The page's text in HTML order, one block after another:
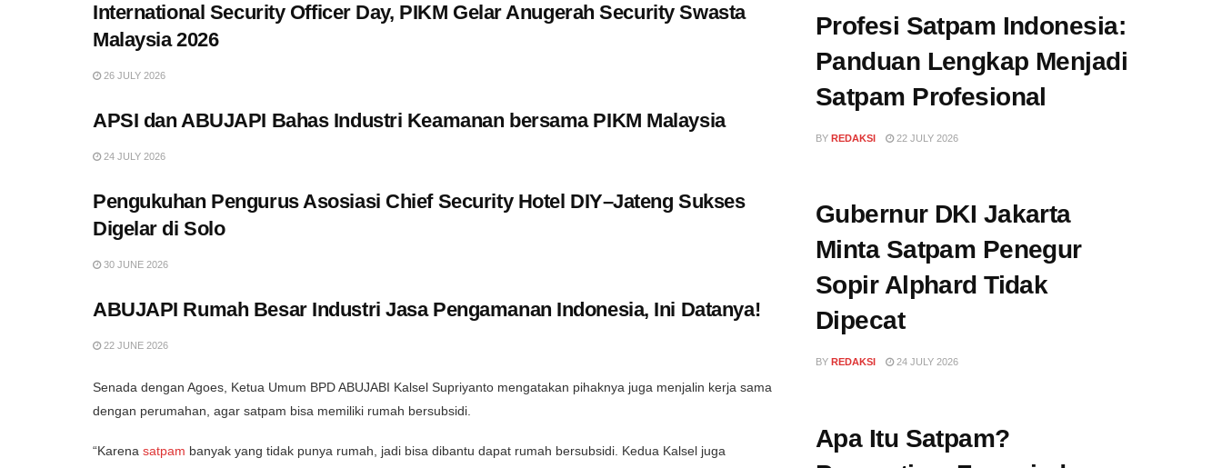
International Security Officer Day, PIKM Gelar Anugerah Security Swasta
Malaysia 2026
26 JULY 2026
APSI dan ABUJAPI Bahas Industri Keamanan bersama PIKM Malaysia
24 JULY 2026
Pengukuhan Pengurus Asosiasi Chief Security Hotel DIY–Jateng Sukses
Digelar di Solo
30 JUNE 2026
ABUJAPI Rumah Besar Industri Jasa Pengamanan Indonesia, Ini Datanya!
22 JUNE 2026
Senada dengan Agoes, Ketua Umum BPD ABUJABI Kalsel Supriyanto mengatakan pihaknya juga menjalin kerja sama
dengan perumahan, agar satpam bisa memiliki rumah bersubsidi.
“Karena satpam banyak yang tidak punya rumah, jadi bisa dibantu dapat rumah bersubsidi. Kedua Kalsel juga
Profesi Satpam Indonesia:
Panduan Lengkap Menjadi
Satpam Profesional
BY REDAKSI 22 JULY 2026
Gubernur DKI Jakarta
Minta Satpam Penegur
Sopir Alphard Tidak
Dipecat
BY REDAKSI 24 JULY 2026
Apa Itu Satpam?